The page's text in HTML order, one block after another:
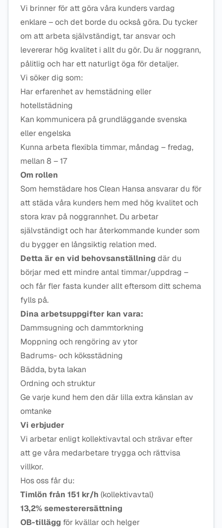
Vi brinner för att göra våra kunders vardag
enklare – och det borde du också göra. Du tycker
om att arbeta självständigt, tar ansvar och
levererar hög kvalitet i allt du gör. Du är noggrann,
pålitlig och har ett naturligt öga för detaljer.
Vi söker dig som:
Har erfarenhet av hemstädning eller
hotellstädning
Kan kommunicera på grundläggande svenska
eller engelska
Kunna arbeta flexibla timmar, måndag – fredag,
mellan 8 – 17
Om rollen
Som hemstädare hos Clean Hansa ansvarar du för
att städa våra kunders hem med hög kvalitet och
stora krav på noggrannhet. Du arbetar
självständigt och har återkommande kunder som
du bygger en långsiktig relation med.
Detta är en vid behovsanställning där du
börjar med ett mindre antal timmar/uppdrag –
och får fler fasta kunder allt eftersom ditt schema
fylls på.
Dina arbetsuppgifter kan vara:
Dammsugning och dammtorkning
Moppning och rengöring av ytor
Badrums- och köksstädning
Bädda, byta lakan
Ordning och struktur
Ge varje kund hem den där lilla extra känslan av
omtanke
Vi erbjuder
Vi arbetar enligt kollektivavtal och strävar efter
att ge våra medarbetare trygga och rättvisa
villkor.
Hos oss får du:
Timlön från 151 kr/h (kollektivavtal)
13,2% semesterersättning
OB-tillägg för kvällar och helger